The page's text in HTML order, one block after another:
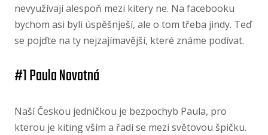
nevyužívají alespoň mezi kitery ne. Na facebooku
bychom asi byli úspěšnješí, ale o tom třeba jindy. Teď
se pojďte na ty nejzajímavější, které známe podívat.
#1 Paula Novotná
Naší Českou jedničkou je bezpochyb Paula, pro
kterou je kiting vším a řadí se mezi světovou špičku.